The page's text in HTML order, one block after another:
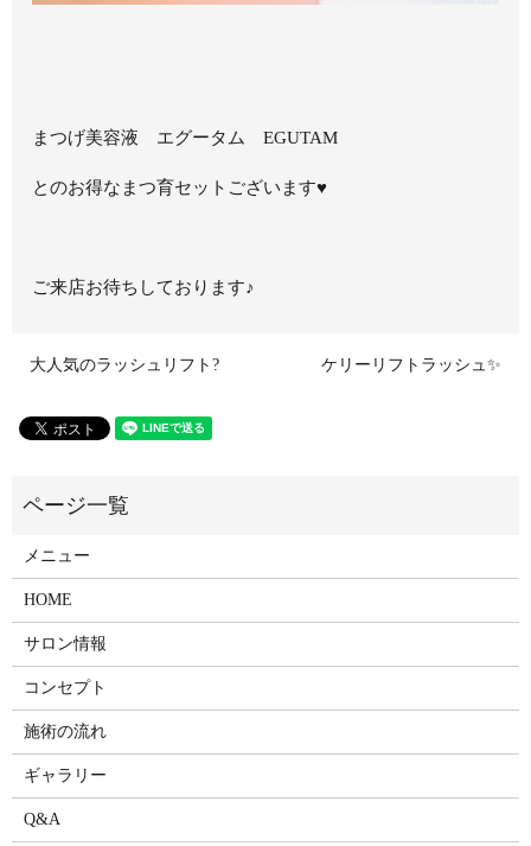
まつげ美容液 エグータム EGUTAM
とのお得なまつ育セットございます♥
ご来店お待ちしております♪
大人気のラッシュリフト? ケリーリフトラッシュ✨
メニュー
HOME
サロン情報
コンセプト
施術の流れ
ギャラリー
Q&A